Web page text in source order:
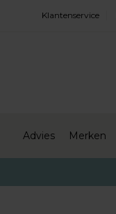
Klantenservice
Advies Merken